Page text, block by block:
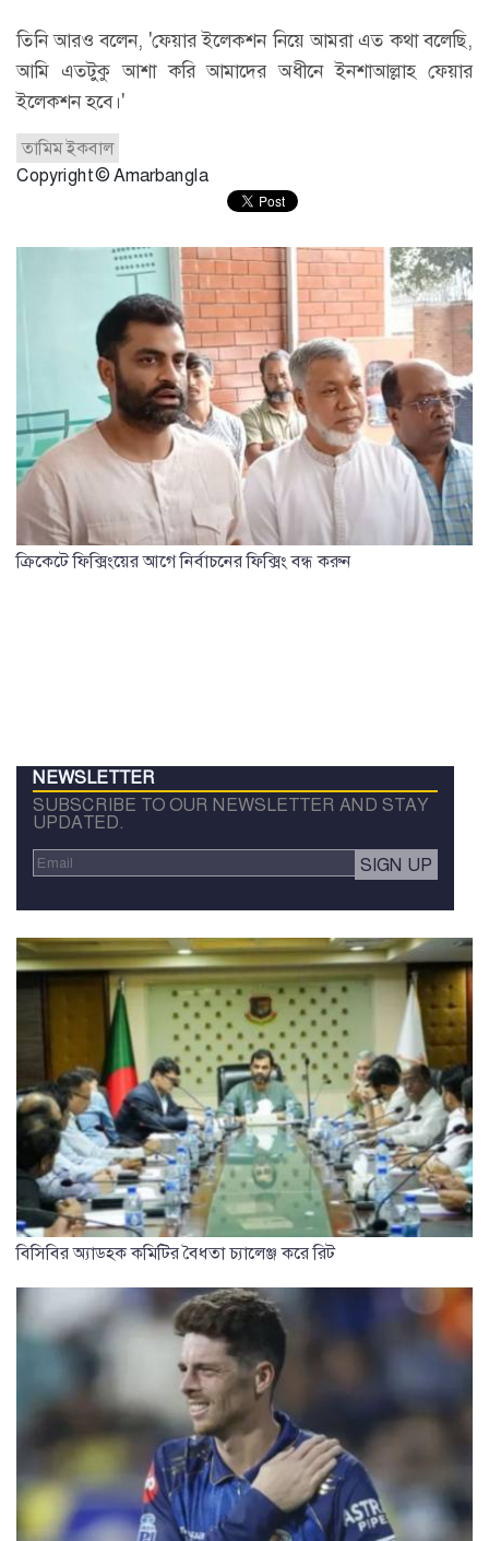
তিনি আরও বলেন, 'ফেয়ার ইলেকশন নিয়ে আমরা এত কথা বলেছি,
আমি এতটুকু আশা করি আমাদের অধীনে ইনশাআল্লাহ ফেয়ার
ইলেকশন হবে।'
তামিম ইকবাল
Copyright © Amarbangla
ক্রিকেটে ফিক্সিংয়ের আগে নির্বাচনের ফিক্সিং বন্ধ করুন
NEWSLETTER
SUBSCRIBE TO OUR NEWSLETTER AND STAY
UPDATED.
বিসিবির অ্যাডহক কমিটির বৈধতা চ্যালেঞ্জ করে রিট